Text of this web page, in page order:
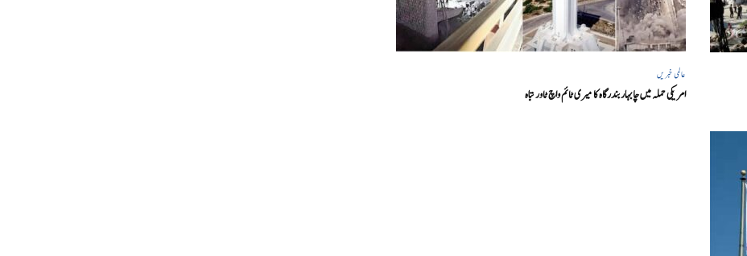
عالمی خبریں
امریکی حملہ میں چابہار بندرگاہ کا میری ٹائم واچ ٹاور تباہ